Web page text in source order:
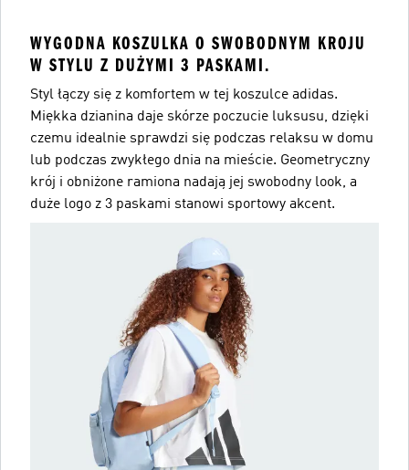
WYGODNA KOSZULKA O SWOBODNYM KROJU
W STYLU Z DUŻYMI 3 PASKAMI.
Styl łączy się z komfortem w tej koszulce adidas.
Miękka dzianina daje skórze poczucie luksusu, dzięki
czemu idealnie sprawdzi się podczas relaksu w domu
lub podczas zwykłego dnia na mieście. Geometryczny
krój i obniżone ramiona nadają jej swobodny look, a
duże logo z 3 paskami stanowi sportowy akcent.